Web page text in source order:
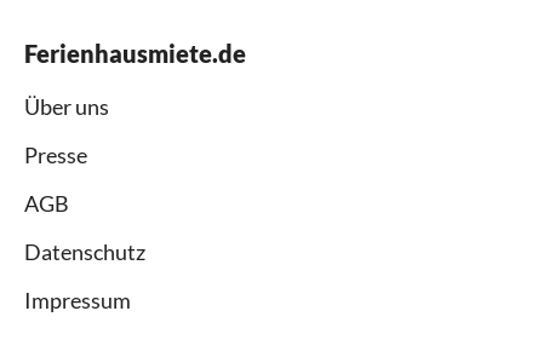
Ferienhausmiete.de
Über uns
Presse
AGB
Datenschutz
Impressum